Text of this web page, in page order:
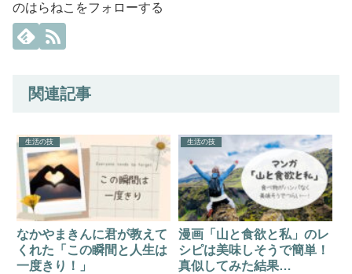
のはらねこをフォローする
関連記事
生活の技
なかやまきんに君が教えて
くれた「この瞬間と人生は
一度きり！」
生活の技
漫画「山と食欲と私」のレ
シピは美味しそうで簡単！
真似してみた結果…